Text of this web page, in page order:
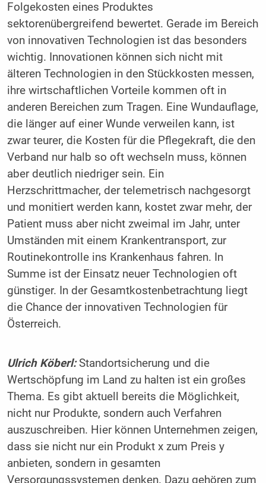
Folgekosten eines Produktes
sektorenübergreifend bewertet. Gerade im Bereich
von innovativen Technologien ist das besonders
wichtig. Innovationen können sich nicht mit
älteren Technologien in den Stückkosten messen,
ihre wirtschaftlichen Vorteile kommen oft in
anderen Bereichen zum Tragen. Eine Wundauflage,
die länger auf einer Wunde verweilen kann, ist
zwar teurer, die Kosten für die Pflegekraft, die den
Verband nur halb so oft wechseln muss, können
aber deutlich niedriger sein. Ein
Herzschrittmacher, der telemetrisch nachgesorgt
und monitiert werden kann, kostet zwar mehr, der
Patient muss aber nicht zweimal im Jahr, unter
Umständen mit einem Krankentransport, zur
Routinekontrolle ins Krankenhaus fahren. In
Summe ist der Einsatz neuer Technologien oft
günstiger. In der Gesamtkostenbetrachtung liegt
die Chance der innovativen Technologien für
Österreich.
Ulrich Köberl:Standortsicherung und die
Wertschöpfung im Land zu halten ist ein großes
Thema. Es gibt aktuell bereits die Möglichkeit,
nicht nur Produkte, sondern auch Verfahren
auszuschreiben. Hier können Unternehmen zeigen,
dass sie nicht nur ein Produkt x zum Preis y
anbieten, sondern in gesamten
Versorgungssystemen denken. Dazu gehören zum